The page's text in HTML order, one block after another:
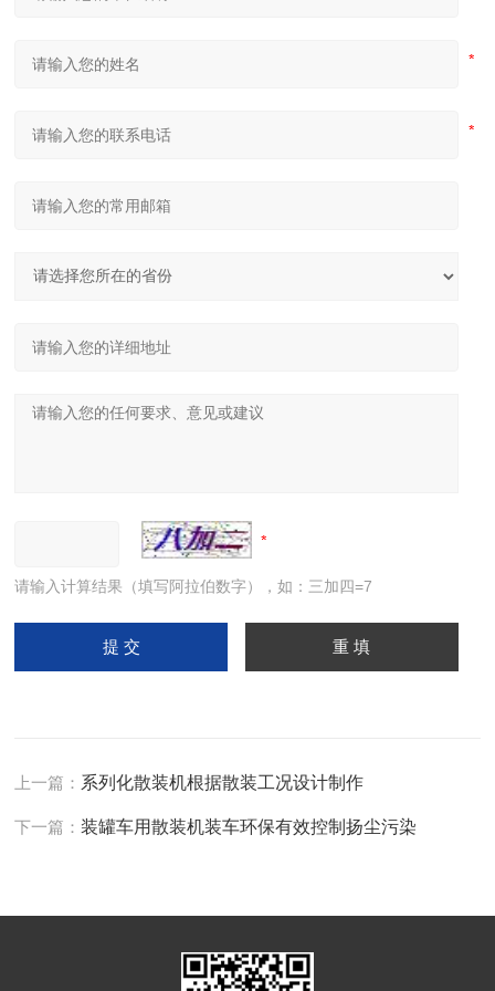
请输入计算结果（填写阿拉伯数字），如：三加四=7
上一篇： 系列化散装机根据散装工况设计制作
下一篇：装罐车用散装机装车环保有效控制扬尘污染